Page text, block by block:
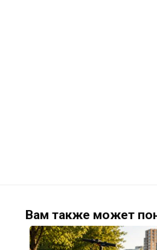
Вам также может